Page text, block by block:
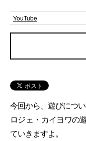
YouTube
今回から、遊びにつ
ロジェ・カイヨワの
ていきますよ。